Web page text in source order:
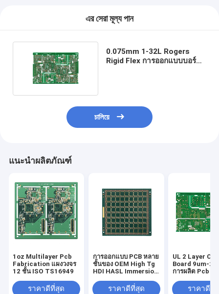
এর সেরা মূল্য পান
0.075mm 1-32L Rogers
Rigid Flex การออกแบบบอร์ด
চালিয়ে
แนะนำผลิตภัณฑ์
1oz Multilayer Pcb
Fabrication แผงวงจร
12 ชั้น ISO TS16949
ราคาดีที่สุด
การออกแบบ PCB หลาย
ชั้นของ OEM High Tg
HDI HASL Immersion
ราคาดีที่สุด
UL 2 Layer
Board 9um-
การผลิต Pcb ห
ราคาดีที่